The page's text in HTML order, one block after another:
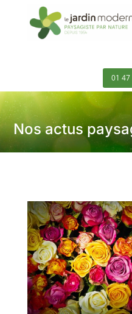
01 47
Nos actus